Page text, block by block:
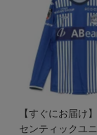
【すぐにお届け
センティックユ